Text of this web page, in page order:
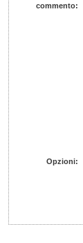
commento:
Opzioni: